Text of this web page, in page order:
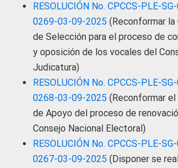
RESOLUCIÓN No. CPCCS-PLE-
0269-03-09-2025 (Reconformar
de Selección para el proceso de
y oposición de los vocales del
Judicatura)
RESOLUCIÓN No. CPCCS-PLE-
0268-03-09-2025 (Reconformar
de Apoyo del proceso de
Consejo Nacional Electoral)
RESOLUCIÓN No. CPCCS-PLE-
0267-03-09-2025 (Disponer se